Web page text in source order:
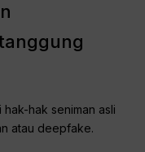
hak seniman asli
atau deepfake.